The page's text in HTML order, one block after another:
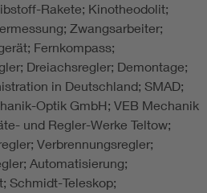
Rakete; Kinotheodolit;
Zwangsarbeiter;
Fernkompass;
Dreiachsregler; Demontage;
in Deutschland; SMAD;
Optik GmbH; VEB Mechanik
und Regler-Werke Teltow;
Verbrennungsregler;
Automatisierung;
Schmidt-Teleskop;